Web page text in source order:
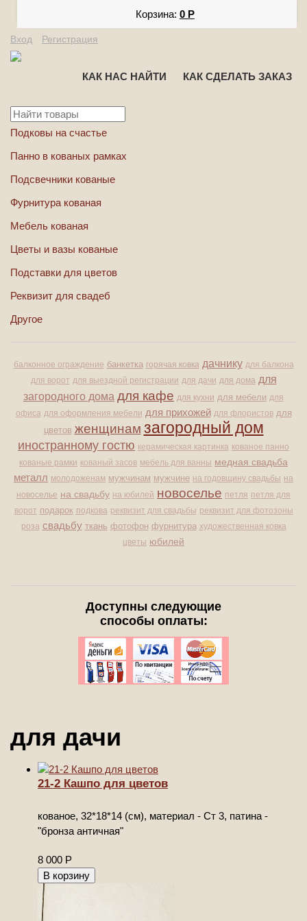
Корзина: 0 Р
Вход Регистрация
КАК НАС НАЙТИ КАК СДЕЛАТЬ ЗАКАЗ
Подковы на счастье
Панно в кованых рамках
Подсвечники кованые
Фурнитура кованая
Мебель кованая
Цветы и вазы кованые
Подставки для цветов
Реквизит для свадеб
Другое
балконное ограждение банкетка горячая ковка дачнику для балкона
для ворот для выездной регистрации для дачи для дома для
загородного дома для кафе для кухни для мебели для
офиса для оформления мебели для прихожей для флористов для
цветов женщинам загородный дом
иностранному гостю керамическая картинка кованое панно
кованые рамки кованый засов мебель для ванны медная свадьба
металл молодоженам мужчинам мужчине на годовщину свадьбы на
новоселье на свадьбу на юбилей новоселье петля петля для
ворот подарок подкова реквизит для свадьбы реквизит для фотозоны
роза свадьбу ткань фотофон фурнитура художественная ковка
цветы юбилей
Доступны следующие
способы оплаты:
для дачи
21-2 Кашпо для цветов
кованое, 32*18*14 (см), материал - Ст 3, патина -
"бронза античная"
8 000 Р